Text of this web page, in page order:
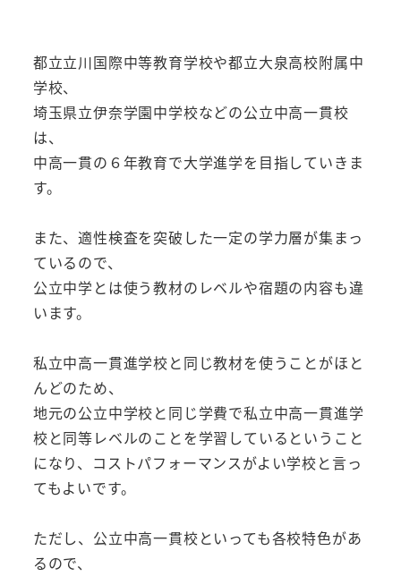
都立立川国際中等教育学校や都立大泉高校附属中
学校、
埼玉県立伊奈学園中学校などの公立中高一貫校
は、
中高一貫の６年教育で大学進学を目指していきま
す。
また、適性検査を突破した一定の学力層が集まっ
ているので、
公立中学とは使う教材のレベルや宿題の内容も違
います。
私立中高一貫進学校と同じ教材を使うことがほと
んどのため、
地元の公立中学校と同じ学費で私立中高一貫進学
校と同等レベルのことを学習しているということ
になり、コストパフォーマンスがよい学校と言っ
てもよいです。
ただし、公立中高一貫校といっても各校特色があ
るので、